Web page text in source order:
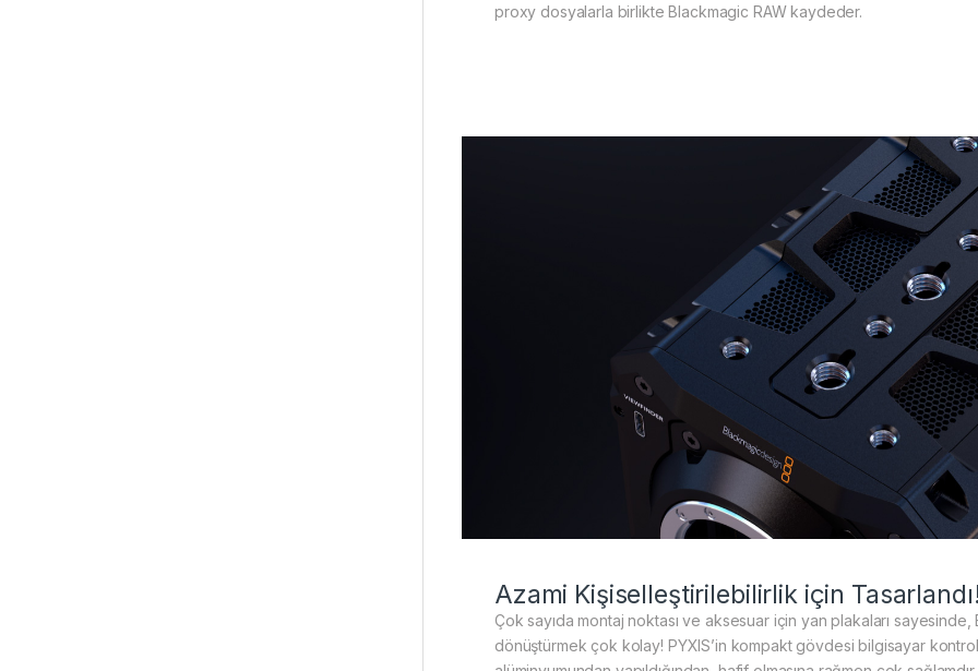
proxy dosyalarla birlikte Blackmagic RAW kaydeder.
Azami Kişiselleştirilebilirlik için
Çok sayıda montaj noktası ve aksesuar için yan plakaları
dönüştürmek çok kolay! PYXIS’in kompakt gövdesi bilgisayar